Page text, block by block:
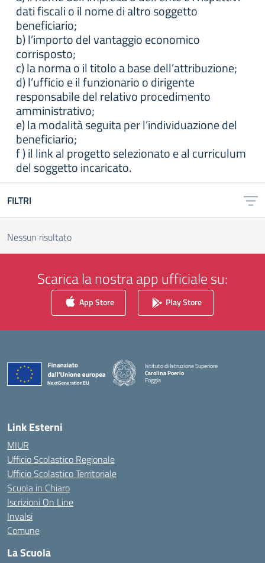
dati fiscali o il nome di altro soggetto
beneficiario;
b) l’importo del vantaggio economico
corrisposto;
c) la norma o il titolo a base dell’attribuzione;
d) l’ufficio e il funzionario o dirigente
responsabile del relativo procedimento
amministrativo;
e) la modalità seguita per l’individuazione del
beneficiario;
f ) il link al progetto selezionato e al curriculum
del soggetto incaricato.
FILTRI
Nessun risultato
Scarica la nostra app ufficiale su:
App Store Play Store
Istituto di Istruzione Superiore
Carolina Poerio
Foggia
— Visita la pagina iniziale della scuola
Link Esterni
MIUR
Ufficio Scolastico Regionale
Ufficio Scolastico Territoriale
Scuola in Chiaro
Iscrizioni On Line
Invalsi
Comune
La Scuola